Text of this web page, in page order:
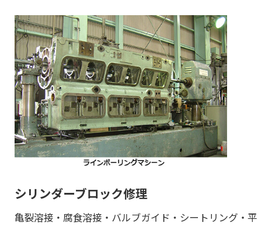
シリンダーブロック修理
亀裂溶接・腐食溶接・バルブガイド・シートリング・平